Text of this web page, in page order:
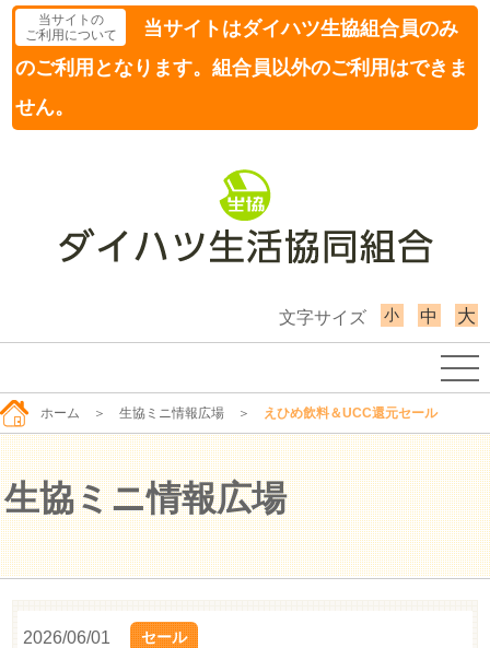
当サイトの
ご利用について
当サイトはダイハツ生協組合員のみ
のご利用となります。組合員以外のご利用はできま
せん。
文字サイズ 小 中 大
ホーム ＞ 生協ミニ情報広場 ＞ えひめ飲料＆UCC還元セール
生協ミニ情報広場
2026/06/01 セール